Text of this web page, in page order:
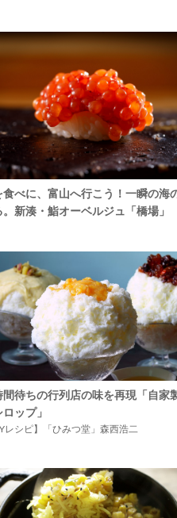
食べに、富山へ行こう！一瞬の海
。新湊・鮨オーベルジュ「橋場」
間待ちの行列店の味を再現「自家
ップ」
レシピ】「ひみつ堂」森西浩二